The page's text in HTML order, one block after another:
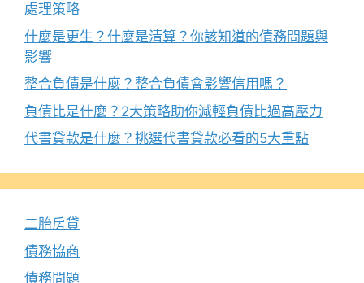
處理策略
什麼是更生？什麼是清算？你該知道的債務問題與
影響
整合負債是什麼？整合負債會影響信用嗎？
負債比是什麼？2大策略助你減輕負債比過高壓力
代書貸款是什麼？挑選代書貸款必看的5大重點
二胎房貸
債務協商
債務問題